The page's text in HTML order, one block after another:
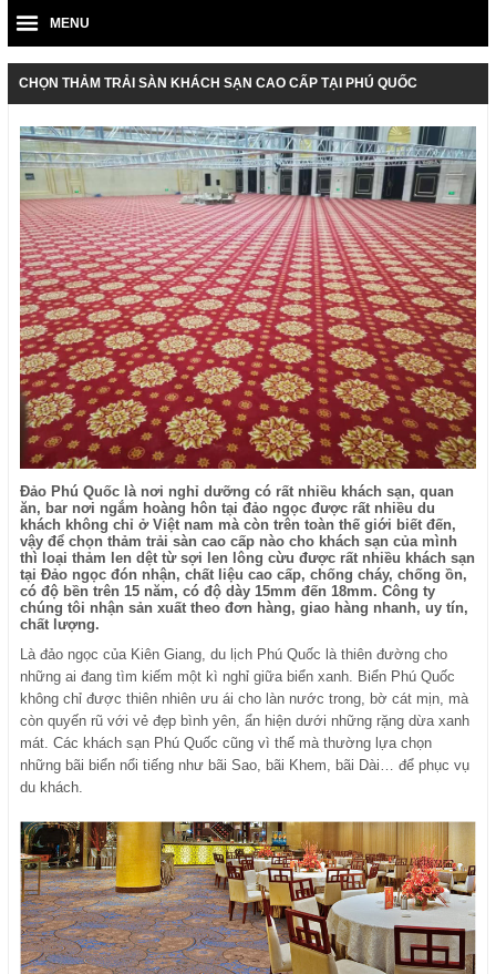
MENU
CHỌN THẢM TRẢI SÀN KHÁCH SẠN CAO CẤP TẠI PHÚ QUỐC
Đảo Phú Quốc là nơi nghỉ dưỡng có rất nhiều khách sạn, quan
ăn, bar nơi ngắm hoàng hôn tại đảo ngọc được rất nhiều du
khách không chỉ ở Việt nam mà còn trên toàn thế giới biết đến,
vậy để chọn thảm trải sàn cao cấp nào cho khách sạn của mình
thì loại thảm len dệt từ sợi len lông cừu được rất nhiều khách sạn
tại Đảo ngọc đón nhận, chất liệu cao cấp, chống cháy, chống ồn,
có độ bền trên 15 năm, có độ dày 15mm đến 18mm. Công ty
chúng tôi nhận sản xuất theo đơn hàng, giao hàng nhanh, uy tín,
chất lượng.
Là đảo ngọc của Kiên Giang, du lịch Phú Quốc là thiên đường cho
những ai đang tìm kiếm một kì nghỉ giữa biển xanh. Biển Phú Quốc
không chỉ được thiên nhiên ưu ái cho làn nước trong, bờ cát mịn, mà
còn quyến rũ với vẻ đẹp bình yên, ẩn hiện dưới những rặng dừa xanh
mát. Các khách sạn Phú Quốc cũng vì thế mà thường lựa chọn
những bãi biển nổi tiếng như bãi Sao, bãi Khem, bãi Dài… để phục vụ
du khách.